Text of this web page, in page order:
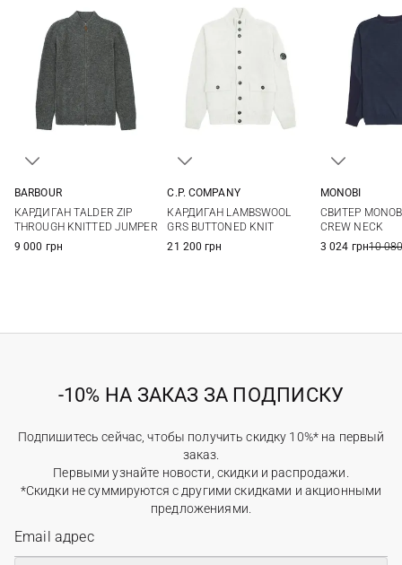
BARBOUR
КАРДИГАН TALDER ZIP
THROUGH KNITTED JUMPER
9 000 грн
C.P. COMPANY
КАРДИГАН LAMBSWOOL
GRS BUTTONED KNIT
21 200 грн
MONOBI
СВИТЕР
CREW NECK
3 024 грн10
-10% НА ЗАКАЗ ЗА ПОДПИСКУ
Подпишитесь сейчас, чтобы получить скидку 10%* на первый
заказ.
Первыми узнайте новости, скидки и распродажи.
*Скидки не суммируются с другими скидками и акционными
предложениями.